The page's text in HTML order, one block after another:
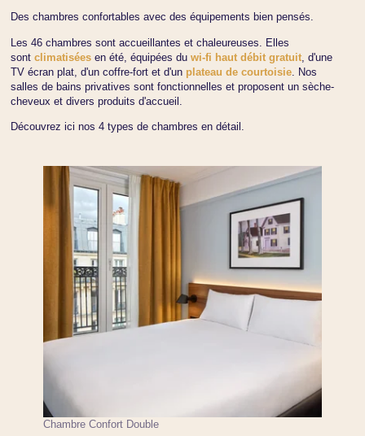
Des chambres confortables avec des équipements bien pensés.
Les 46 chambres sont accueillantes et chaleureuses. Elles
sontclimatisées en été, équipées du wi-fi haut débit gratuit , d'une
TV écran plat, d'un coffre-fort et d'un plateau de courtoisie . Nos
salles de bains privatives sont fonctionnelles et proposent un sèche-
cheveux et divers produits d'accueil.
Découvrez ici nos 4 types de chambres en détail.
Chambre Confort Double